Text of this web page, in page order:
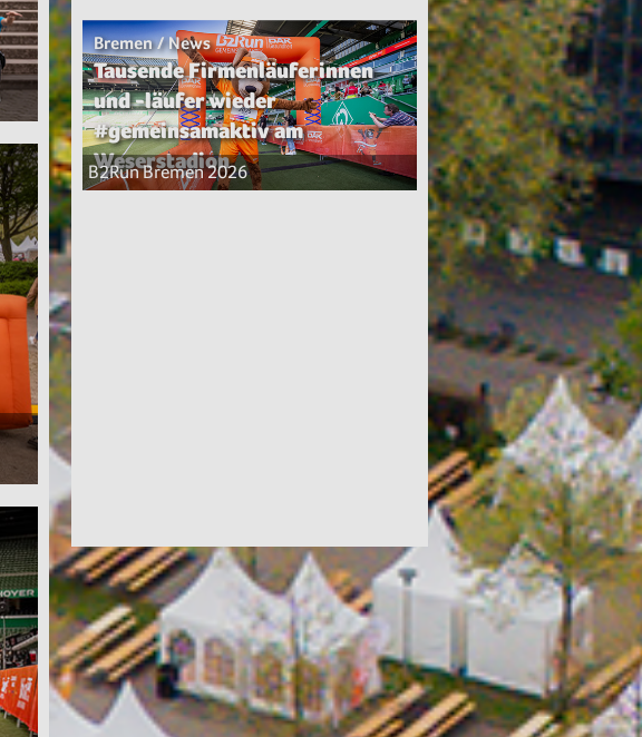
Bremen / News
Tausende Firmenläuferinnen
und -läufer wieder
#gemeinsamaktiv am
Weserstadion
B2Run Bremen 2026